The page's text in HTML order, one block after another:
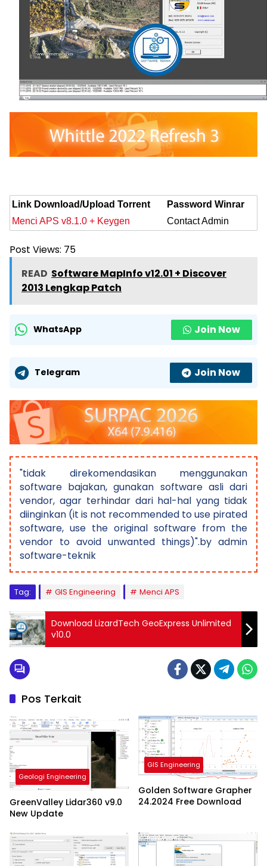
Link Download/Upload Torrent
Password Winrar
Menci APS v8.1.0 + Keygen
Contact Admin
Post Views: 75
READ Software MapInfo v12.01 + Discover
2013 Lengkap Patch
WhatsApp Join Now
Telegram Join Now
"tidak direkomendasikan menggunakan
software bajakan, gunakan software asli dari
vendor, agar terhindar dari hal-hal yang tidak
diinginkan (it is not recommended to use pirated
software, use the original software from the
vendor to avoid unwanted things)".by admin
software-teknik
Tag: GIS Engineering Menci APS
Download LizardTech GeoExpress Unlimited
v10.0
Pos Terkait
Geologi Engineering
GreenValley Lidar360 v9.0
New Update
GIS Engineering
Golden Software Grapher
24.2024 Free Download